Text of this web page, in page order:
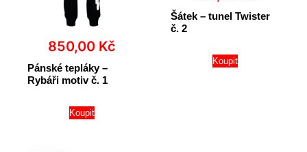
850,00 Kč
Pánské tepláky –
Rybáři motiv č. 1
Koupit
Šátek – tunel Twister
č. 2
Koupit